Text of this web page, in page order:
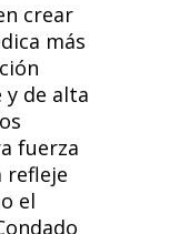
crear
más
de alta
fuerza
refleje
el